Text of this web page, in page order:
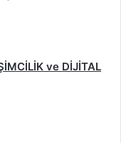
ve DİJİTAL